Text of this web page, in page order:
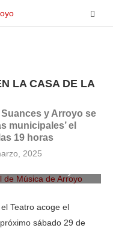
LA CASA DE LA
y Arroyo se
municipales’ el
19 horas
2025
Teatro acoge el
sábado 29 de